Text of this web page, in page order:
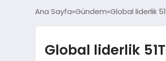
Ana Sayfa Gündem Global liderlik
Global liderlik